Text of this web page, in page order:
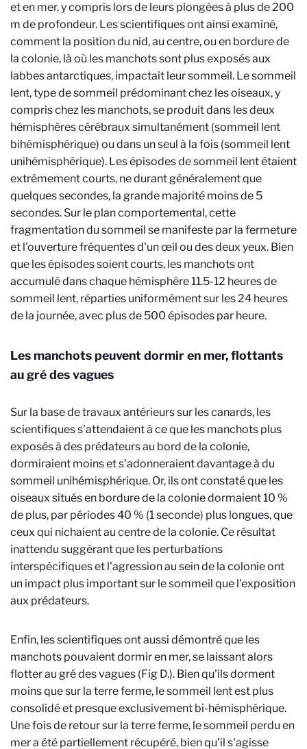
et en mer, y compris lors de leurs plongées à plus de 200
m de profondeur. Les scientifiques ont ainsi examiné,
comment la position du nid, au centre, ou en bordure de
la colonie, là où les manchots sont plus exposés aux
labbes antarctiques, impactait leur sommeil. Le sommeil
lent, type de sommeil prédominant chez les oiseaux, y
compris chez les manchots, se produit dans les deux
hémisphères cérébraux simultanément (sommeil lent
bihémisphérique) ou dans un seul à la fois (sommeil lent
unihémisphérique). Les épisodes de sommeil lent étaient
extrêmement courts, ne durant généralement que
quelques secondes, la grande majorité moins de 5
secondes. Sur le plan comportemental, cette
fragmentation du sommeil se manifeste par la fermeture
et l'ouverture fréquentes d'un œil ou des deux yeux. Bien
que les épisodes soient courts, les manchots ont
accumulé dans chaque hémisphère 11.5-12 heures de
sommeil lent, réparties uniformément sur les 24 heures
de la journée, avec plus de 500 épisodes par heure.
Les manchots peuvent dormir en mer, flottants
au gré des vagues
Sur la base de travaux antérieurs sur les canards, les
scientifiques s’attendaient à ce que les manchots plus
exposés à des prédateurs au bord de la colonie,
dormiraient moins et s'adonneraient davantage à du
sommeil unihémisphérique. Or, ils ont constaté que les
oiseaux situés en bordure de la colonie dormaient 10 %
de plus, par périodes 40 % (1 seconde) plus longues, que
ceux qui nichaient au centre de la colonie. Ce résultat
inattendu suggérant que les perturbations
interspécifiques et l'agression au sein de la colonie ont
un impact plus important sur le sommeil que l'exposition
aux prédateurs.
Enfin, les scientifiques ont aussi démontré que les
manchots pouvaient dormir en mer, se laissant alors
flotter au gré des vagues (Fig D.). Bien qu'ils dorment
moins que sur la terre ferme, le sommeil lent est plus
consolidé et presque exclusivement bi-hémisphérique.
Une fois de retour sur la terre ferme, le sommeil perdu en
mer a été partiellement récupéré, bien qu'il s'agisse